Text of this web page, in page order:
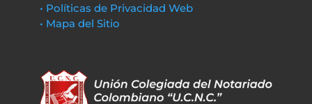
• Políticas de Privacidad Web
• Mapa del Sitio